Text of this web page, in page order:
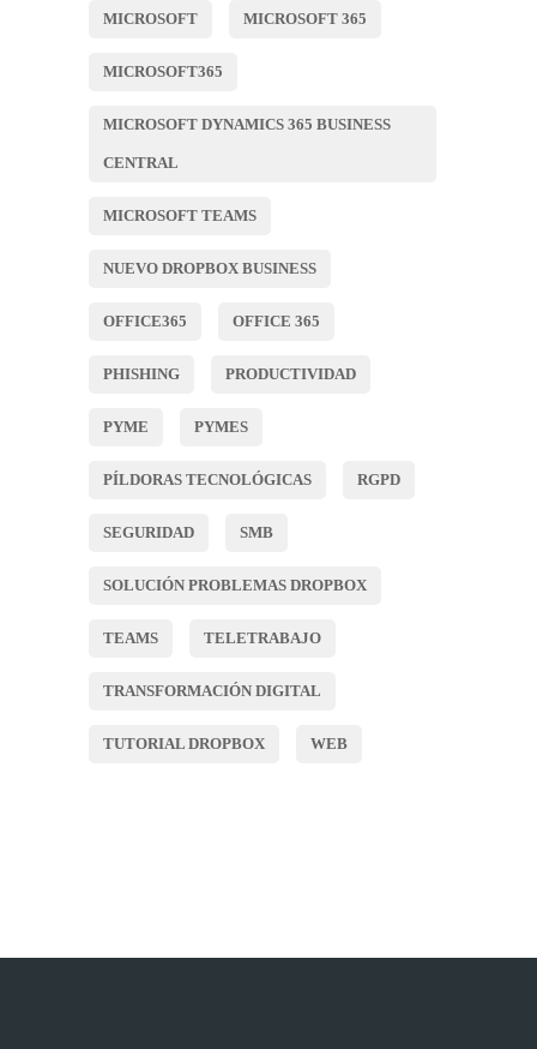
MICROSOFT MICROSOFT 365
MICROSOFT365
MICROSOFT DYNAMICS 365 BUSINESS
CENTRAL
MICROSOFT TEAMS
NUEVO DROPBOX BUSINESS
OFFICE365 OFFICE 365
PHISHING PRODUCTIVIDAD
PYME PYMES
PÍLDORAS TECNOLÓGICAS RGPD
SEGURIDAD SMB
SOLUCIÓN PROBLEMAS DROPBOX
TEAMS TELETRABAJO
TRANSFORMACIÓN DIGITAL
TUTORIAL DROPBOX WEB